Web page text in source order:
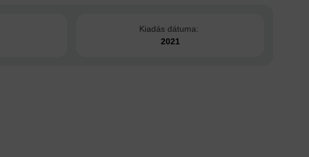
Kiadás dátuma:
2021